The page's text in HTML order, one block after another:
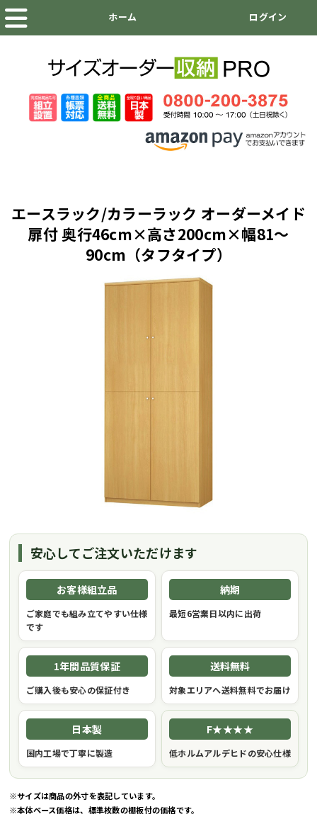
エースラック/カラーラック オーダーメイド
扉付 奥行46cm×高さ200cm×幅81～
90cm（タフタイプ）
安心してご注文いただけます
お客様組立品
ご家庭でも組み立てやすい仕様
です
納期
最短6営業日以内に出荷
1年間品質保証
ご購入後も安心の保証付き
送料無料
対象エリアへ送料無料でお届け
日本製
国内工場で丁寧に製造
F★★★★
低ホルムアルデヒドの安心仕様
※サイズは商品の外寸を表記しています。
※本体ベース価格は、標準枚数の棚板付の価格です。